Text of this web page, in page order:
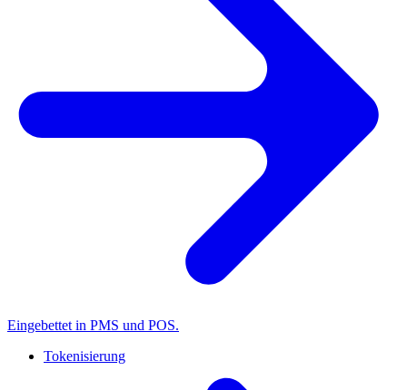
Eingebettet in PMS und POS.
Tokenisierung